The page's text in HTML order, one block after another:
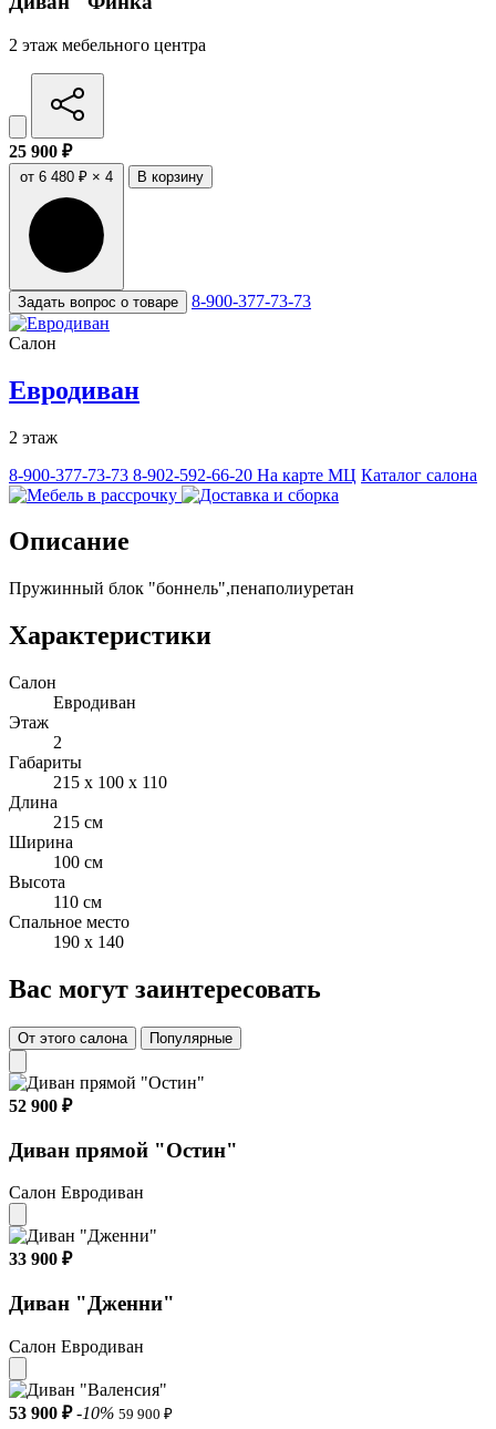
2 этаж мебельного центра
25 900 ₽
от 6 480 ₽ × 4 В корзину
Задать вопрос о товаре 8-900-377-73-73
Салон
Евродиван
2 этаж
8-900-377-73-73 8-902-592-66-20 На карте МЦ Каталог салона
Описание
Пружинный блок "боннель",пенаполиуретан
Характеристики
Салон
Евродиван
Этаж
2
Габариты
215 x 100 x 110
Длина
215 см
Ширина
100 см
Высота
110 см
Спальное место
190 x 140
Вас могут заинтересовать
От этого салона Популярные
52 900 ₽
Диван прямой "Остин"
Салон Евродиван
33 900 ₽
Диван "Дженни"
Салон Евродиван
53 900 ₽ -10% 59 900 ₽